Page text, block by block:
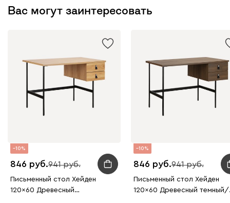
Вас могут заинтересовать
10
846 941
Письменный стол Хейден
120x60 Древесный
10
846 941
Письменный стол Хейден
120x60 Древесный темный/